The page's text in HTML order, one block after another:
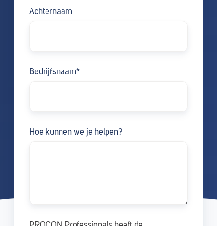
Achternaam
Bedrijfsnaam*
Hoe kunnen we je helpen?